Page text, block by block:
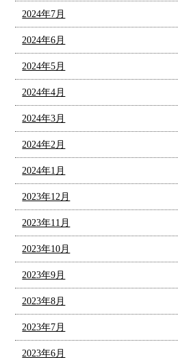
2024年7月
2024年6月
2024年5月
2024年4月
2024年3月
2024年2月
2024年1月
2023年12月
2023年11月
2023年10月
2023年9月
2023年8月
2023年7月
2023年6月